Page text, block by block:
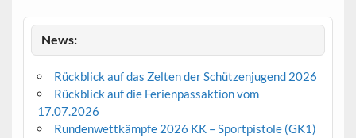
News:
Rückblick auf das Zelten der Schützenjugend 2026
Rückblick auf die Ferienpassaktion vom
17.07.2026
Rundenwettkämpfe 2026 KK – Sportpistole (GK1)